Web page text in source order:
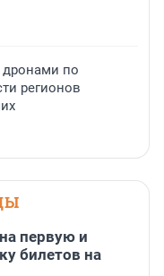
дронами по
регионов
первую и
билетов на